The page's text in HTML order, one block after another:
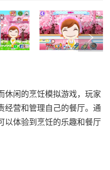
闲的烹饪模拟游戏，玩家
经营和管理自己的餐厅。通
以体验到烹饪的乐趣和餐厅